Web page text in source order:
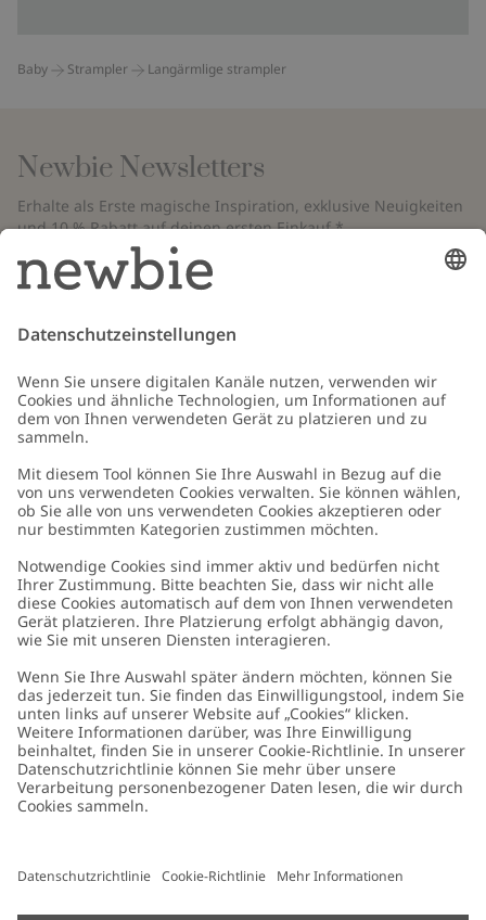
Baby Strampler Langärmlige strampler
Newbie Newsletters
Erhalte als Erste magische Inspiration, exklusive Neuigkeiten
und 10 % Rabatt auf deinen ersten Einkauf.*
*Gilt nur für deine erste Bestellung und ist nicht mit anderen Rabatten
oder Angeboten kombinierbar. Gilt nicht für limitierte Artikel. Bitte
überprüfe deinen Spam-Ordner. Lies unsere
Schicken
Kundenservice
Kontaktieren Sie uns
FAQ
Barrierefreiheit
Datenschutzrichtlinie
Cookie-Richtlinie
Über uns
Über Newbie
Nachhaltigkeit
Impressum
Presse
Germany Standort ändern
Cookies